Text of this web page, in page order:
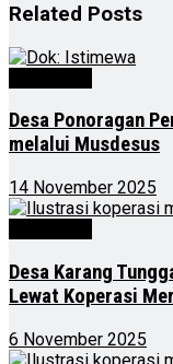
Related Posts
Desa Ponoragan
melalui Musdesus
14 November 2025
Desa Karang
Lewat Koperasi
6 November 2025